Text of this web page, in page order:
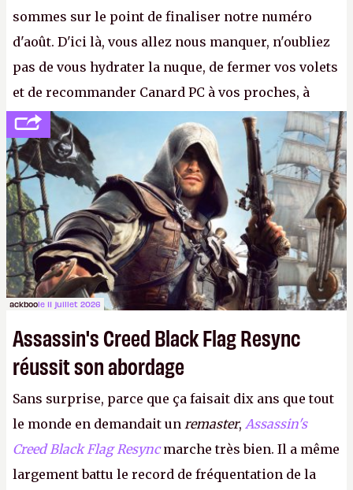
sommes sur le point de finaliser notre numéro
d'août. D'ici là, vous allez nous manquer, n'oubliez
pas de vous hydrater la nuque, de fermer vos volets
et de recommander Canard PC à vos proches, à
votre famille et aux inconnus que vous croisez
dans la rue. Bon été à tous ! –ER.
ackboole 11 juillet 2026
Assassin's Creed Black Flag Resync
réussit son abordage
Sans surprise, parce que ça faisait dix ans que tout
le monde en demandait un remaster, Assassin's
Creed Black Flag Resyncmarche très bien. Il a même
largement battu le record de fréquentation de la